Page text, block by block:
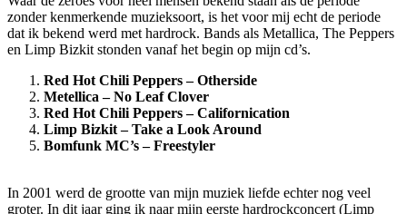
zonder kenmerkende muzieksoort, is het voor mij echt de periode
dat ik bekend werd met hardrock. Bands als Metallica, The Peppers
en Limp Bizkit stonden vanaf het begin op mijn cd’s.
Red Hot Chili Peppers – Otherside
Metellica – No Leaf Clover
Red Hot Chili Peppers – Californication
Limp Bizkit – Take a Look Around
Bomfunk MC’s – Freestyler
In 2001 werd de grootte van mijn muziek liefde echter nog veel
groter. In dit jaar ging ik naar mijn eerste hardrockconcert (Limp